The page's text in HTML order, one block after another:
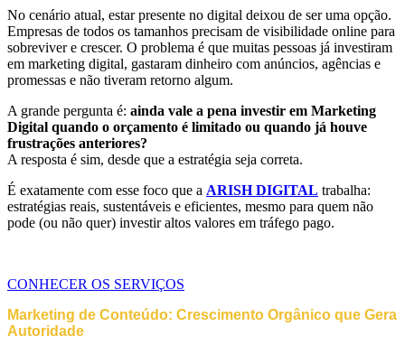
No cenário atual, estar presente no digital deixou de ser uma opção.
Empresas de todos os tamanhos precisam de visibilidade online para
sobreviver e crescer. O problema é que muitas pessoas já investiram
em marketing digital, gastaram dinheiro com anúncios, agências e
promessas e não tiveram retorno algum.
A grande pergunta é: ainda vale a pena investir em Marketing
Digital quando o orçamento é limitado ou quando já houve
frustrações anteriores?
A resposta é sim, desde que a estratégia seja correta.
É exatamente com esse foco que a ARISH DIGITAL trabalha:
estratégias reais, sustentáveis e eficientes, mesmo para quem não
pode (ou não quer) investir altos valores em tráfego pago.
CONHECER OS SERVIÇOS
Marketing de Conteúdo: Crescimento Orgânico que Gera
Autoridade